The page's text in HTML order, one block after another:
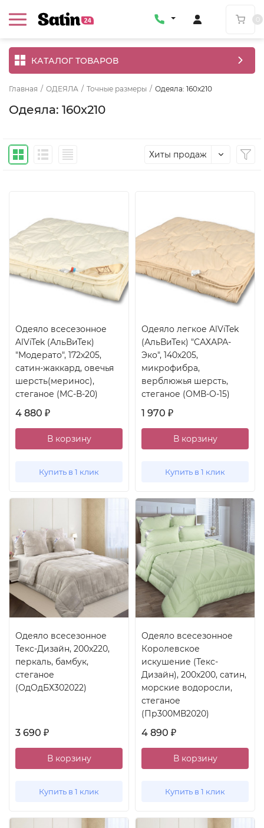
КАТАЛОГ ТОВАРОВ
Главная / ОДЕЯЛА / Точные размеры / Одеяла: 160x210
Одеяла: 160x210
Хиты продаж
Одеяло всесезонное
AlViTek (АльВиТек)
"Модерато", 172x205,
сатин-жаккард, овечья
шерсть(меринос),
стеганое (МС-В-20)
4 880 ₽
В корзину
Купить в 1 клик
Одеяло легкое AlViTek
(АльВиТек) "САХАРА-
Эко", 140x205,
микрофибра,
верблюжья шерсть,
стеганое (ОМВ-О-15)
1 970 ₽
В корзину
Купить в 1 клик
Одеяло всесезонное
Текс-Дизайн, 200x220,
перкаль, бамбук,
стеганое
(ОдОдБХ302022)
3 690 ₽
В корзину
Купить в 1 клик
Одеяло всесезонное
Королевское
искушение (Текс-
Дизайн), 200x200, сатин,
морские водоросли,
стеганое
(Пр300МВ2020)
4 890 ₽
В корзину
Купить в 1 клик